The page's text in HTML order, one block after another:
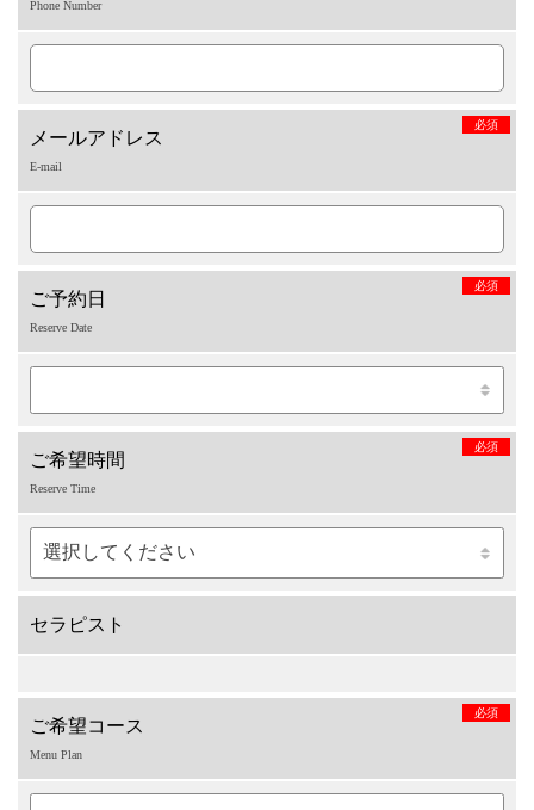
Phone Number
メールアドレス
必須
E-mail
ご予約日
必須
Reserve Date
ご希望時間
必須
Reserve Time
セラピスト
ご希望コース
必須
Menu Plan